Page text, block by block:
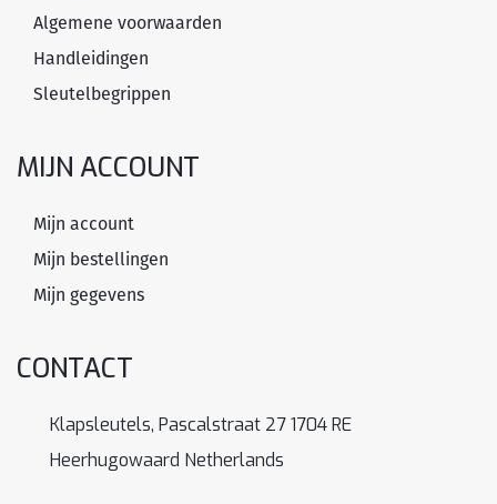
Algemene voorwaarden
Handleidingen
Sleutelbegrippen
MIJN ACCOUNT
Mijn account
Mijn bestellingen
Mijn gegevens
CONTACT
Klapsleutels, Pascalstraat 27 1704 RE
Heerhugowaard Netherlands